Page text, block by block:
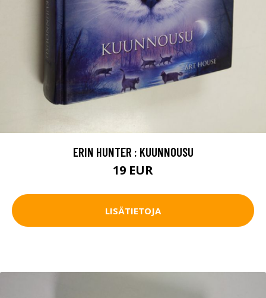
ERIN HUNTER : KUUNNOUSU
19 EUR
LISÄTIETOJA